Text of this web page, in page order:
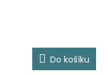
Do košíku